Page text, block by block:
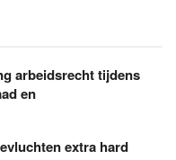
arbeidsrecht tijdens
en
extra hard